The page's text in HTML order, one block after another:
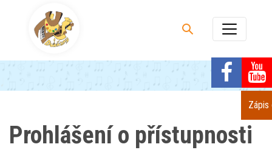
Zápis
Prohlášení o přístupnosti